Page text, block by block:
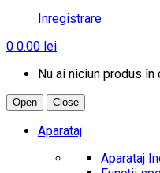
Inregistrare
0 0.00 lei
Nu ai niciun produs în
Open Close
Aparataj
Aparataj